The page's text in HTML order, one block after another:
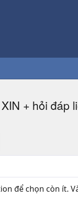
+ hỏi đáp
để chọn còn ít.